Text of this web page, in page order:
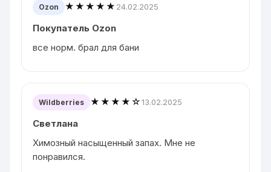
Ozon ★★★★★ 24.02.2025
Покупатель Ozon
все норм. брал для бани
Wildberries ★★★★☆13.02.2025
Светлана
Химозный насыщенный запах. Мне не
понравился.